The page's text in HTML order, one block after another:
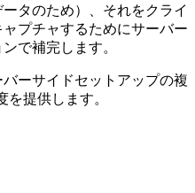
タのため）、それをクライ
プチャするためにサーバー
で補完します。
ーサイドセットアップの複
を提供します。